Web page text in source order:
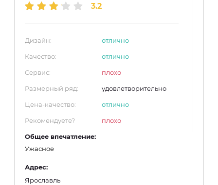
3.2
Дизайн: отлично
Качество: отлично
Сервис: плохо
Размерный ряд: удовлетворительно
Цена-качество: отлично
Рекомендуете? плохо
Общее впечатление:
Ужасное
Адрес:
Ярославль